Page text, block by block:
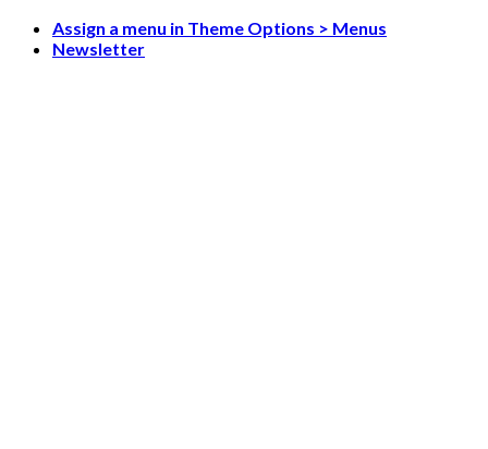
Skip
Assign a menu in Theme Options > Menus
Newsletter